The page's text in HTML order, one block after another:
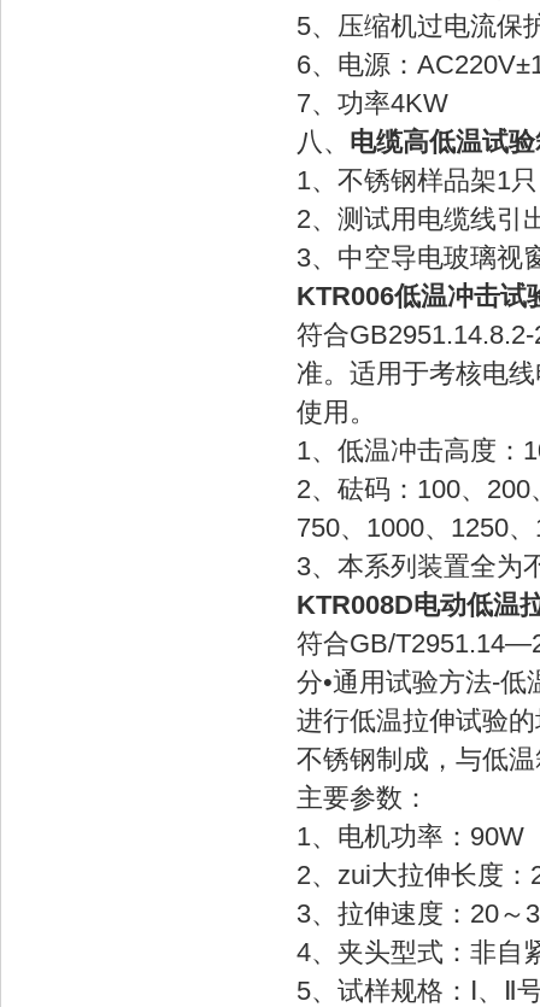
5、压缩机过电流
6、电源：
7、功率4KW
八、 电缆高低温试
1、不锈钢样品架1
2、测试用电缆线
3、中空导电玻璃视
KTR006低温冲击试
符合
准。适用于考核电
使用。
1、低温冲击高度：
2、砝码：100、
750、1000、1250
3、本系列装置全
KTR008D电动低温
符合GB/
分•通用试验方法-
进行低温拉伸试验
不锈钢制成，与低
主要参数：
1、电机功率：90W
2、zui大拉伸长度
3、拉伸速度：20
4、夹头型式：非
5、试样规格：Ⅰ、Ⅱ